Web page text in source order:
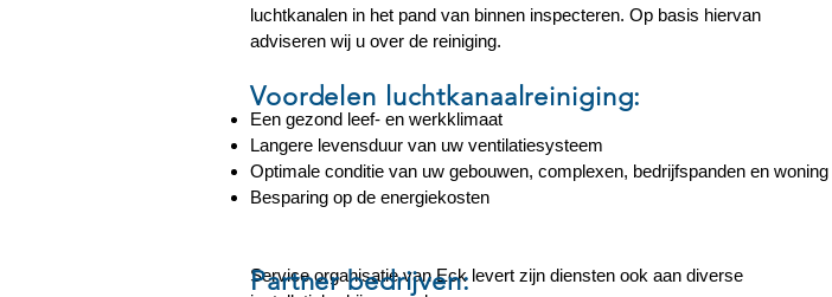
luchtkanalen in het pand van binnen inspecteren. Op basis hiervan
adviseren wij u over de reiniging.
Een gezond leef- en werkklimaat
Langere levensduur van uw ventilatiesysteem
Optimale conditie van uw gebouwen, complexen, bedrijfspanden en woning
Besparing op de energiekosten
Service organisatie van Eck levert zijn diensten ook aan diverse
Voordelen luchtkanaalreiniging:
Partner bedrijven: